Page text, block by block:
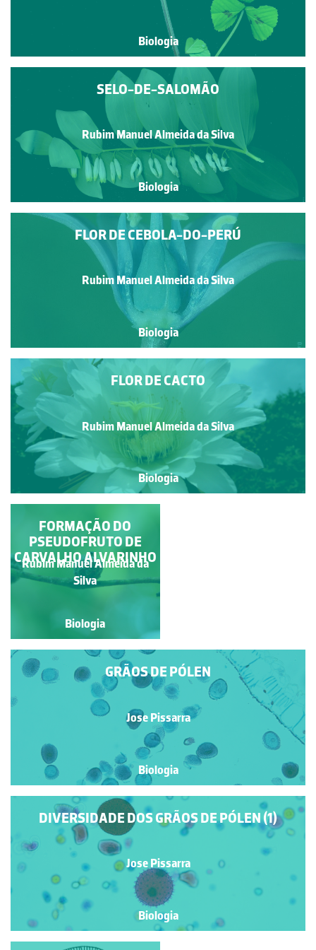
Biologia
SELO-DE-SALOMÃO
Rubim Manuel Almeida da Silva
Biologia
FLOR DE CEBOLA-DO-PERÚ
Rubim Manuel Almeida da Silva
Biologia
FLOR DE CACTO
Rubim Manuel Almeida da Silva
Biologia
ANDROCEU - ADELFIA
Rubim Manuel Almeida da
Silva
Biologia
FORMAÇÃO DO
PSEUDOFRUTO DE
CARVALHO ALVARINHO
Rubim Manuel Almeida da
Silva
Biologia
GRÃOS DE PÓLEN
Jose Pissarra
Biologia
DIVERSIDADE DOS GRÃOS DE PÓLEN (1)
Jose Pissarra
Biologia